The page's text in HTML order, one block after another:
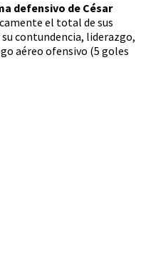
defensivo de César
el total de sus
contundencia, liderazgo,
aéreo ofensivo (5 goles